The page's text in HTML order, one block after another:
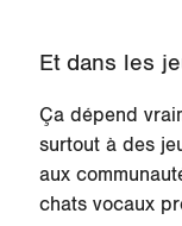
Et dans les
Ça dépend
surtout à des
aux
chats vocaux